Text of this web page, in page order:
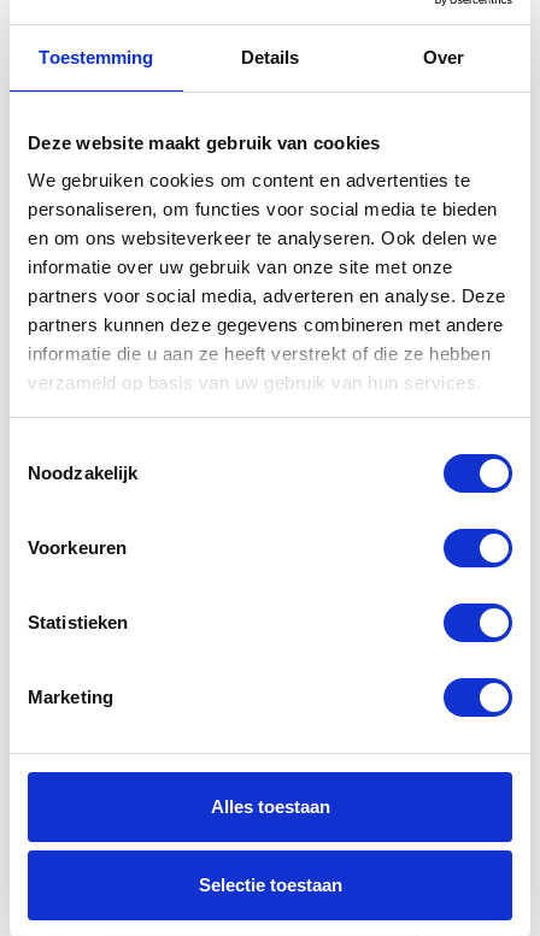
Toestemming Details Over
Deze website maakt gebruik van cookies
We gebruiken cookies om content en advertenties te
personaliseren, om functies voor social media te bieden
en om ons websiteverkeer te analyseren. Ook delen we
informatie over uw gebruik van onze site met onze
partners voor social media, adverteren en analyse. Deze
partners kunnen deze gegevens combineren met andere
informatie die u aan ze heeft verstrekt of die ze hebben
verzameld op basis van uw gebruik van hun services.
Noodzakelijk
Voorkeuren
Statistieken
Marketing
Alles toestaan
Selectie toestaan
CAPTCHA
Gerelateerde
producten
-20%